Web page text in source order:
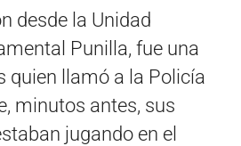
desde la Unidad
Punilla, fue una
quien llamó a la Policía
minutos antes, sus
jugando en el